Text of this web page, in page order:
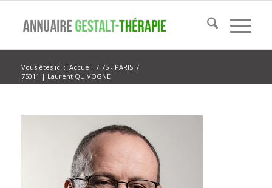
Vous êtes ici : Accueil / 75 - PARIS /
75011 | Laurent QUIVOGNE